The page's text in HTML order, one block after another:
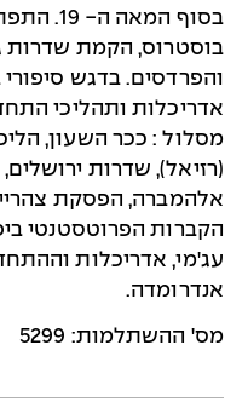
בסוף
בוסטרוס, הקמת שדרות
והפרדסים. בדגש
אדריכלות ותהליכי
מסלול : ככר השעון,
(רזיאל), שדרות
אלהמברה, הפסקת
הקברות הפרוטסטנטי
עג'מי, אדריכלות
אנדרומדה.
מס' ההשתלמות: 5299